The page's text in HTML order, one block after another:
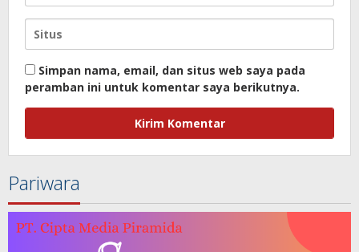
Simpan nama, email, dan situs web saya pada
peramban ini untuk komentar saya berikutnya.
Pariwara